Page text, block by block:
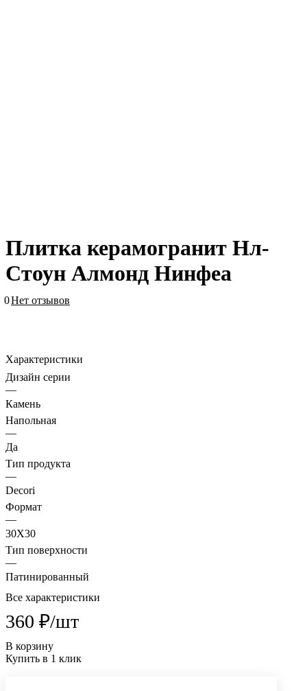
Плитка керамогранит Нл-
Стоун Алмонд Нинфеa
0Нет отзывов
Характеристики
Дизайн серии
—
Камень
Напольная
—
Да
Тип продукта
—
Decori
Формат
—
30X30
Тип поверхности
—
Патинированный
Все характеристики
360 ₽/шт
В корзину
Купить в 1 клик